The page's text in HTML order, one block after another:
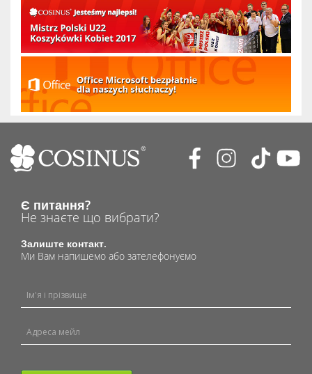
Є питання?
Не знаєте що вибрати?
Залиште контакт.
Ми Вам напишемо або зателефонуємо